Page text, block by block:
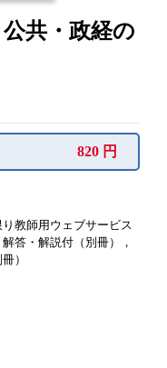
共・政経の
820 円
教師用ウェブサービス
答・解説付（別冊），
）